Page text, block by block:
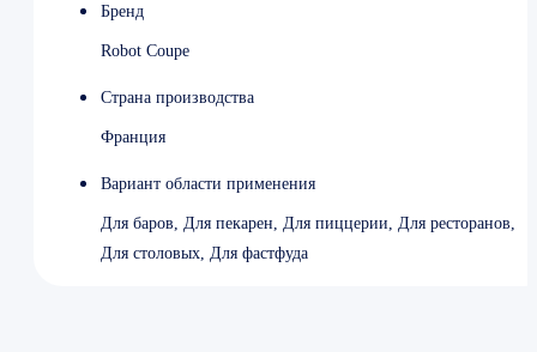
Бренд
Robot Coupe
Страна производства
Франция
Вариант области применения
Для баров, Для пекарен, Для пиццерии, Для ресторанов,
Для столовых, Для фастфуда